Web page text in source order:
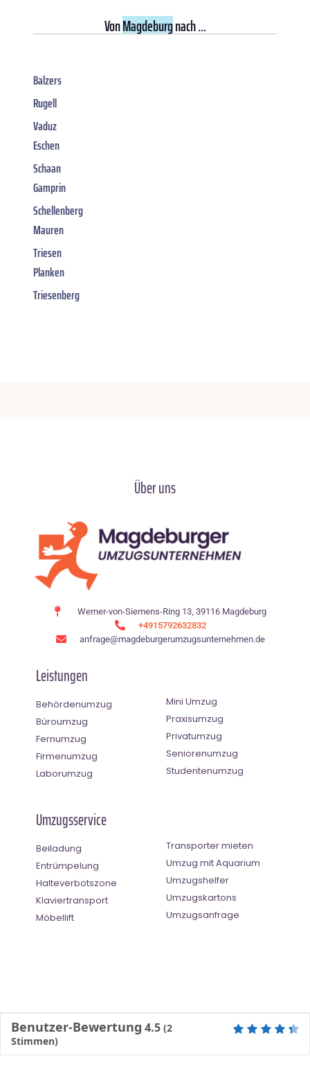
VonMagdeburgnach ...
Balzers
Rugell
Vaduz
Eschen
Schaan
Gamprin
Schellenberg
Mauren
Triesen
Planken
Triesenberg
Über uns
Werner-von-Siemens-Ring 13, 39116 Magdeburg
+4915792632832
anfrage@magdeburgerumzugsunternehmen.de
Leistungen
Behördenumzug
Büroumzug
Fernumzug
Firmenumzug
Laborumzug
Mini Umzug
Praxisumzug
Privatumzug
Seniorenumzug
Studentenumzug
Umzugsservice
Beiladung
Entrümpelung
Halteverbotszone
Klaviertransport
Möbellift
Transporter mieten
Umzug mit Aquarium
Umzugshelfer
Umzugskartons
Umzugsanfrage
Benutzer-Bewertung 4.5 (2
Stimmen)